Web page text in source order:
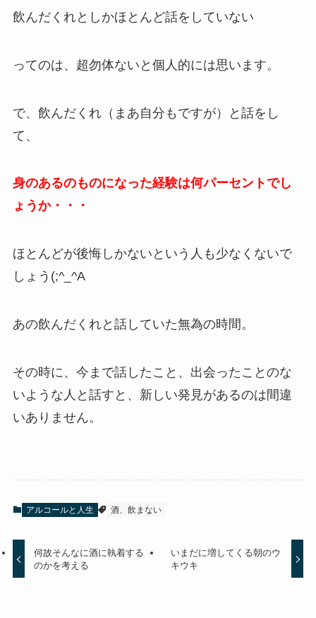
飲んだくれとしかほとんど話をしていない
ってのは、超勿体ないと個人的には思います。
で、飲んだくれ（まあ自分もですが）と話をし
て、
身のあるのものになった経験は何パーセントでし
ょうか・・・
ほとんどが後悔しかないという人も少なくないで
しょう(;^_^A
あの飲んだくれと話していた無為の時間。
その時に、今まで話したこと、出会ったことのな
いような人と話すと、新しい発見があるのは間違
いありません。
アルコールと人生 酒、飲まない
何故そんなに酒に執着する
のかを考える
いまだに増してくる朝のウ
キウキ